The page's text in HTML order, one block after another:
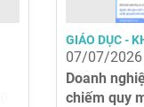
GIÁO DỤC -
07/07/2026
Doanh
chiếm quy